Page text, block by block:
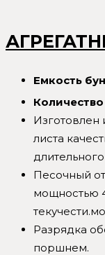
Емкость
Изготовлен
листа
Песочный
мощностью
Разрядка
поршнем.